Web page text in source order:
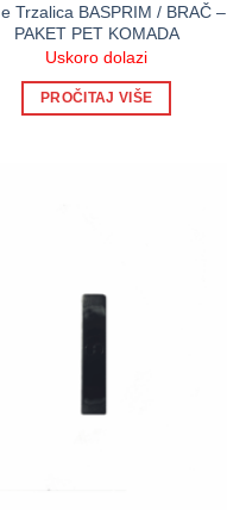
Trzalica BASPRIM / BRAČ –
PAKET PET KOMADA
Uskoro dolazi
PROČITAJ VIŠE